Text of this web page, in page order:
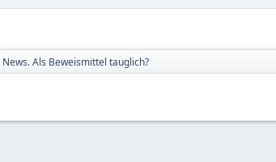
Als Beweismittel tauglich?